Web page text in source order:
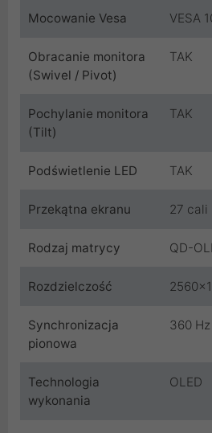
Mocowanie Vesa VESA
Obracanie monitora
(Swivel / Pivot)
TAK
Pochylanie monitora
(Tilt)
TAK
Podświetlenie LED TAK
Przekątna ekranu 27 cali
Rodzaj matrycy QD-
Rozdzielczość
Synchronizacja
pionowa
360 Hz
Technologia
wykonania
OLED